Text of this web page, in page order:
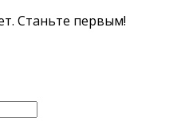
Станьте первым!